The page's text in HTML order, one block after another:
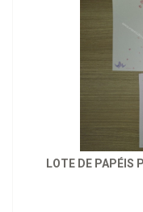
LOTE DE PAPÉIS